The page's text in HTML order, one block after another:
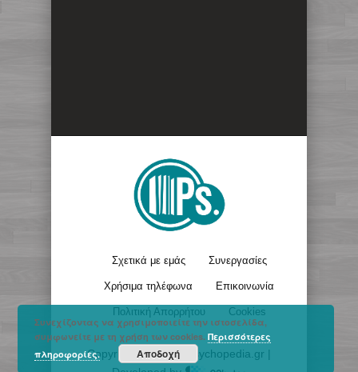
Σχετικά με εμάς Συνεργασίες
Χρήσιμα τηλέφωνα Επικοινωνία
Πολιτική Απορρήτου Cookies
Copyright © 2017 - Psychopedia.gr |
Συνεχίζοντας να χρησιμοποιείτε την ιστοσελίδα,
συμφωνείτε με τη χρήση των cookies.Περισσότερες
πληροφορίες.
Αποδοχή